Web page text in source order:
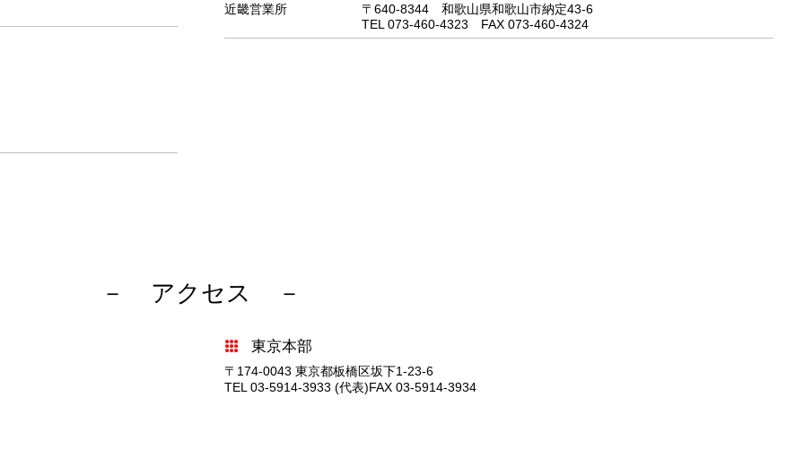
近畿営業所 〒640-8344和歌山県和歌山市納定43-6
TEL 073-460-4323
FAX 073-460-4324
アクセス
東京本部
〒174-0043 東京都板橋区坂下1-23-6
TEL 03-5914-3933 (代表)FAX 03-5914-3934